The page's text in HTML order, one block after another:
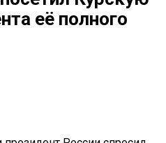
её полного